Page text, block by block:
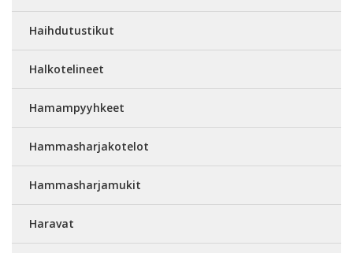
Haihdutustikut
Halkotelineet
Hamampyyhkeet
Hammasharjakotelot
Hammasharjamukit
Haravat